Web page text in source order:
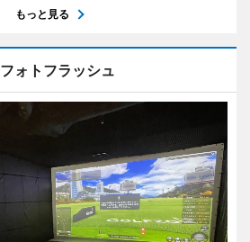
もっと見る
フォトフラッシュ